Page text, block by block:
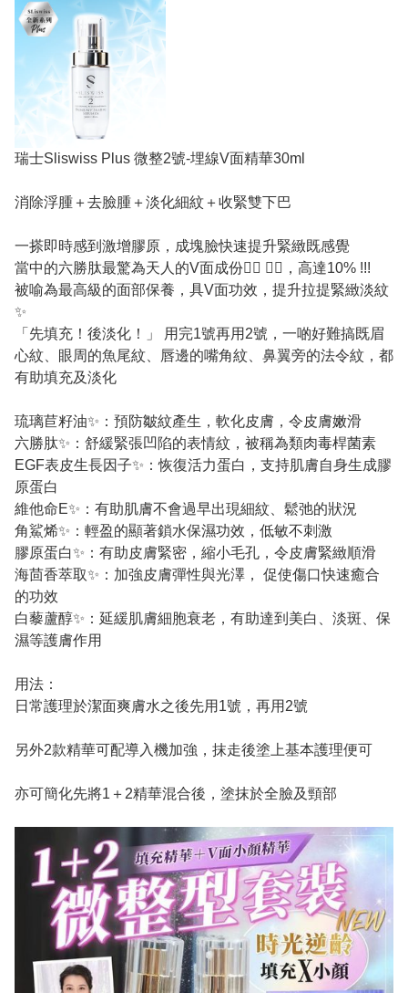
瑞士Sliswiss Plus 微整2號-埋線V面精華30ml
消除浮腫＋去臉腫＋淡化細紋＋收緊雙下巴
⼀搽即時感到激增膠原，成塊臉快速提升緊緻既感覺
當中的六勝肽最驚為天人的V面成份👍🏼 👍🏼，高達10% !!!
被喻為最⾼級的面部保養，具V⾯功效，提升拉提緊緻淡紋
✨
「先填充！後淡化！」 用完1號再用2號，一啲好難搞既眉
⼼紋、眼周的⿂尾紋、唇邊的嘴⾓紋、⿐翼旁的法令紋，都
有助填充及淡化
琉璃苣籽油✨：預防皺紋產⽣，軟化⽪膚，令⽪膚嫩滑
六勝肽✨：舒緩緊張凹陷的表情紋，被稱為類⾁毒桿菌素
EGF表⽪⽣長因⼦✨：恢復活⼒蛋⽩，⽀持肌膚自身⽣成膠
原蛋⽩
維他命E✨：有助肌膚不會過早出現細紋、鬆弛的狀況
⾓鯊烯✨：輕盈的顯著鎖⽔保濕功效，低敏不刺激
膠原蛋⽩✨：有助⽪膚緊密，縮⼩⽑孔，令⽪膚緊緻順滑
海茴香萃取✨：加強⽪膚彈性與光澤， 促使傷⼝快速癒合
的功效
⽩藜蘆醇✨：延緩肌膚細胞衰老，有助達到美⽩、淡斑、保
濕等護膚作⽤
用法：
日常護理於潔面爽膚水之後先用1號，再用2號
另外2款精華可配導入機加強，抹走後塗上基本護理便可
亦可簡化先將1＋2精華混合後，塗抹於全臉及頸部